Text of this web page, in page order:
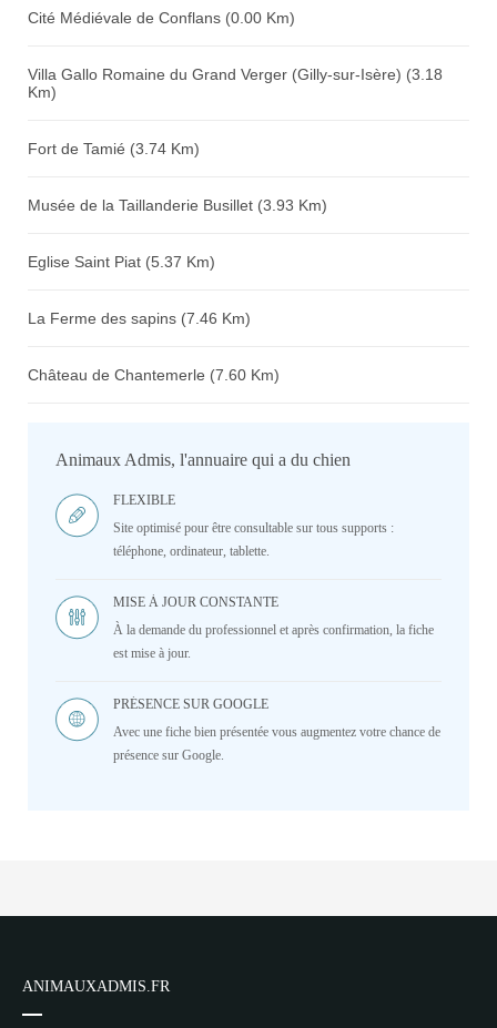
Cité Médiévale de Conflans (0.00 Km)
Villa Gallo Romaine du Grand Verger (Gilly-sur-Isère) (3.18
Km)
Fort de Tamié (3.74 Km)
Musée de la Taillanderie Busillet (3.93 Km)
Eglise Saint Piat (5.37 Km)
La Ferme des sapins (7.46 Km)
Château de Chantemerle (7.60 Km)
Animaux Admis, l'annuaire qui a du chien
FLEXIBLE
Site optimisé pour être consultable sur tous supports :
téléphone, ordinateur, tablette.
MISE À JOUR CONSTANTE
À la demande du professionnel et après confirmation, la fiche
est mise à jour.
PRÉSENCE SUR GOOGLE
Avec une fiche bien présentée vous augmentez votre chance de
présence sur Google.
ANIMAUXADMIS.FR